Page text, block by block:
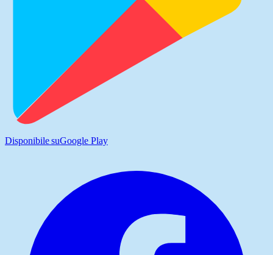
Disponibile suGoogle Play